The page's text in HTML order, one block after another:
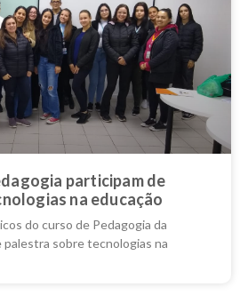
participam de
na educação
do curso de Pedagogia da
sobre tecnologias na